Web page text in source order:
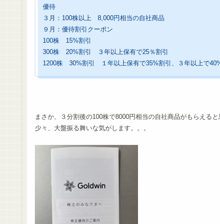
優待
３月：100株以上 8,000円相当の自社商品
９月：優待割引クーポン
100株 15%割引
300株 20%割引 ３年以上保有で25％割引
1200株 30%割引 １年以上保有で35%割引、３年以上で
まさか、３分割後の100株で8000円相当の自社商品がもらえると
少々、大盤振る舞いな気がします。。。